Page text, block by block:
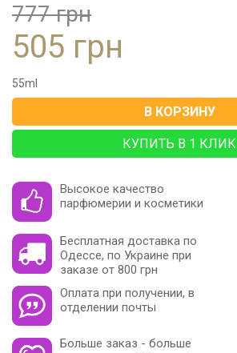
777 грн
505 грн
55ml
В КОРЗИНУ
КУПИТЬ В 1 КЛИК
Высокое качество
парфюмерии и косметики
Бесплатная доставка по
Одессе, по Украине при
заказе от 800 грн
Оплата при получении, в
отделении почты
Больше заказ - больше